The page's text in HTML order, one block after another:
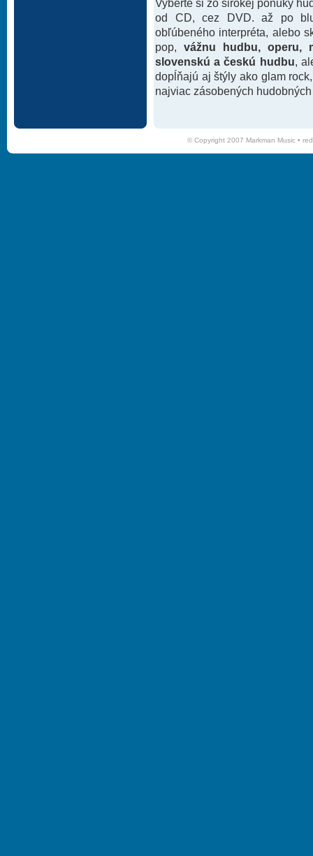
od CD, cez DVD. až po
obľúbeného interpréta, alebo
pop, vážnu hudbu, operu,
slovenskú a českú hudbu ,
dopĺňajú aj štýly ako glam
najviac zásobených
© Copyright 2007 Markman Music •